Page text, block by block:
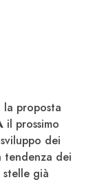
proposta
il prossimo
dei
dei
stelle già